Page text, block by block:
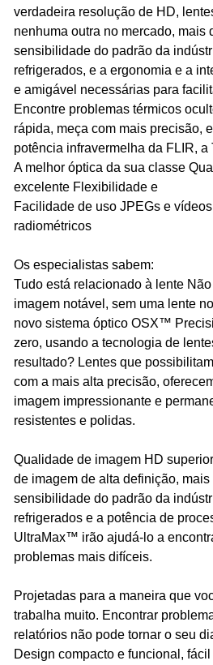
verdadeira resolução de HD,
nenhuma outra no mercado, mais
sensibilidade do padrão da
refrigerados, e a ergonomia e a
e amigável necessárias para
Encontre problemas térmicos
rápida, meça com mais precisão,
potência infravermelha da FLIR, a
A melhor óptica da sua classe
excelente Flexibilidade e
Facilidade de uso JPEGs e
radiométricos
Os especialistas sabem:
Tudo está relacionado à lente
imagem notável, sem uma lente
novo sistema óptico OSX™
zero, usando a tecnologia de
resultado? Lentes que
com a mais alta precisão,
imagem impressionante e
resistentes e polidas.
Qualidade de imagem HD
de imagem de alta definição, mais
sensibilidade do padrão da
refrigerados e a potência de
UltraMax™ irão ajudá-lo a
problemas mais difíceis.
Projetadas para a maneira que
trabalha muito. Encontrar
relatórios não pode tornar o seu
Design compacto e funcional,